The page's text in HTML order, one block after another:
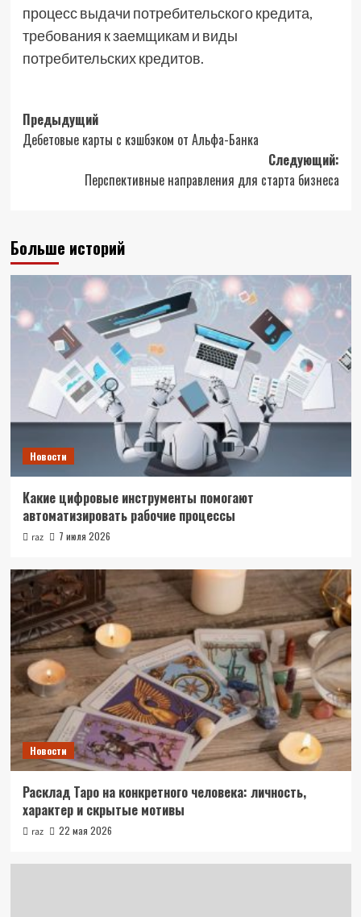
процесс выдачи потребительского кредита,
требования к заемщикам и виды
потребительских кредитов.
Навигация
записи
Предыдущий
Дебетовые карты с кэшбэком от Альфа-Банка
Следующий:
Перспективные направления для старта бизнеса
Больше историй
Новости
Какие цифровые инструменты помогают
автоматизировать рабочие процессы
raz 7 июля 2026
Новости
Расклад Таро на конкретного человека: личность,
характер и скрытые мотивы
raz 22 мая 2026